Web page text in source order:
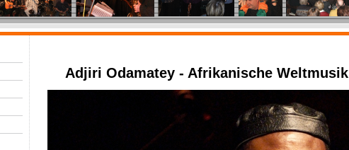
Adjiri Odamatey - Afrikanische Weltmusik